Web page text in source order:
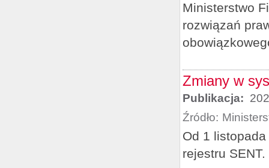
Ministerstwo
rozwiązań
Zmiany w
Publikacja:
Źródło:
Od 1
rejestru SENT.